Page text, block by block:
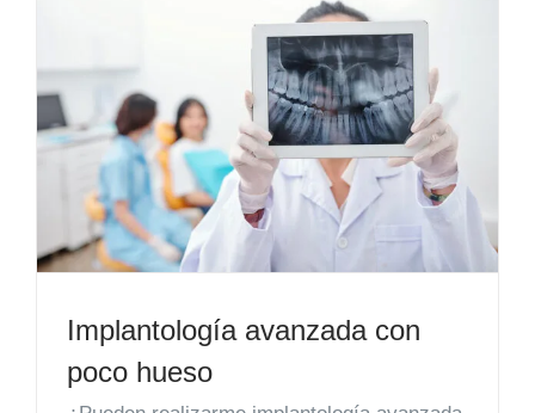
Implantología avanzada con
poco hueso